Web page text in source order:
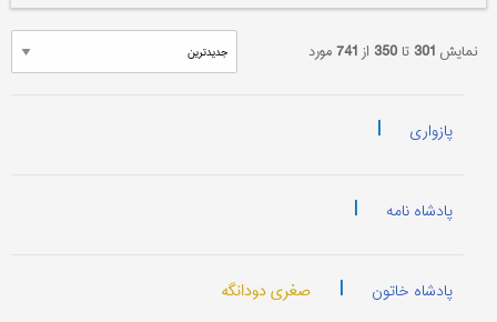
نمایش 301 تا350 از741مورد
پازواری |
پادشاه نامه |
پادشاه خاتون | صغری دودانگه